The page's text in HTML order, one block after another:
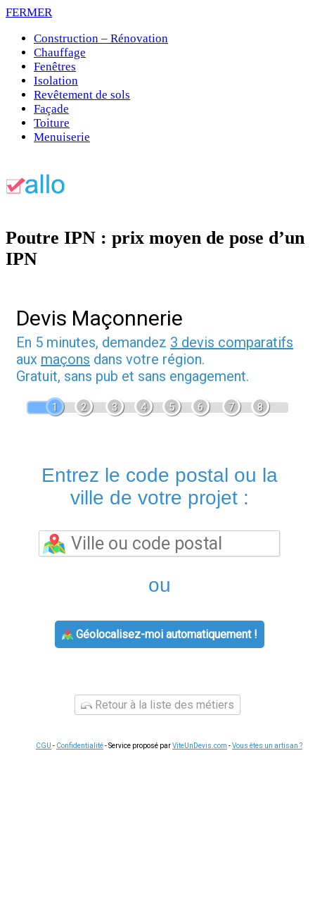
FERMER
Construction – Rénovation
Chauffage
Fenêtres
Isolation
Revêtement de sols
Façade
Toiture
Menuiserie
Poutre IPN : prix moyen de pose d’un
IPN
Devis Maçonnerie
En 5 minutes, demandez 3 devis comparatifs
aux maçons dans votre région.
Gratuit, sans pub et sans engagement.
1 2 3 4 5 6 7 8
Entrez le code postal ou la
ville de votre projet :
ou
Géolocalisez-moi automatiquement !
Retour à la liste des métiers
CGU - Confidentialité- Service proposé parViteUnDevis.com -Vous êtes un artisan ?